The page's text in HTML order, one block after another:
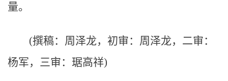
量。
(撰稿：周泽龙，初审：周泽龙，二审：
杨军，三审：琚高祥)